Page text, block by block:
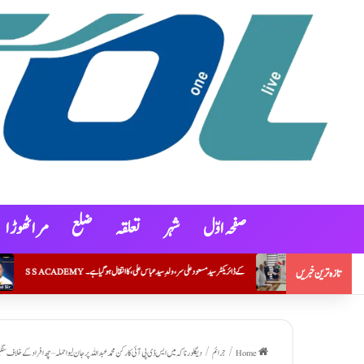
صفحہ اوّل شہر تعلقہ ضلع مراٹھوڑ ا
تازہ ترین خبریں جمعیۃعلماء مہاراشٹر (ارشد مدنی)نے ہونہار طلبہ و S S ACADEMY کے ڈائریکٹر سید مسعود علی سر، ولدِ سید عباس علی، کا انتقال ہو گیا ہے۔
/ جرائم / دیگلور ناکہ میں ایس ڈی پی آئی کارکن محمد عبداللہ پر جان لیوا حملہ – چھ افراد کے